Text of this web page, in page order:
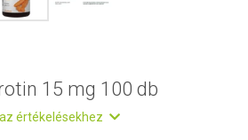
15 mg 100 db
értékelésekhez